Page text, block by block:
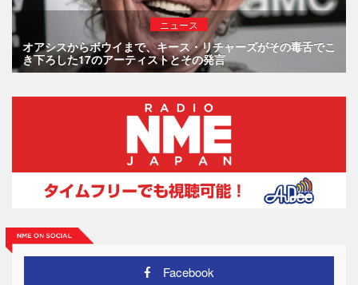
ニュース
オアシスからボウイまで、キース・リチャーズがその毒舌でこ
き下ろした17のアーティストとその発言
Facebook